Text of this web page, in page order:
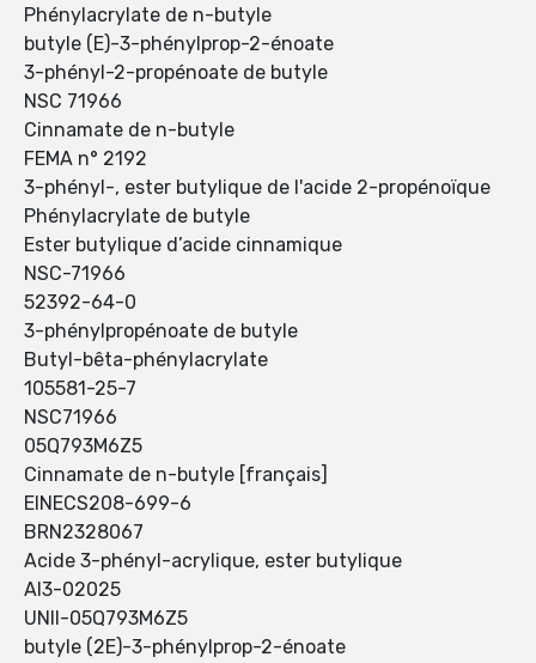
Phénylacrylate de n-butyle
butyle (E)-3-phénylprop-2-énoate
3-phényl-2-propénoate de butyle
NSC 71966
Cinnamate de n-butyle
FEMA n° 2192
3-phényl-, ester butylique de l'acide 2-propénoïque
Phénylacrylate de butyle
Ester butylique d’acide cinnamique
NSC-71966
52392-64-0
3-phénylpropénoate de butyle
Butyl-bêta-phénylacrylate
105581-25-7
NSC71966
05Q793M6Z5
Cinnamate de n-butyle [français]
EINECS208-699-6
BRN2328067
Acide 3-phényl-acrylique, ester butylique
AI3-02025
UNII-05Q793M6Z5
butyle (2E)-3-phénylprop-2-énoate